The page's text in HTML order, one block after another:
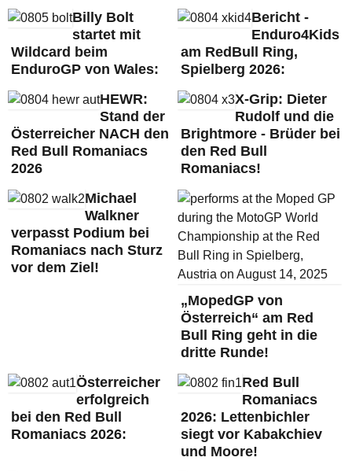
Billy Bolt
startet mit
Wildcard beim
EnduroGP von Wales:
Bericht -
Enduro4Kids
am RedBull Ring,
Spielberg 2026:
HEWR:
Stand der
Österreicher NACH den
Red Bull Romaniacs
2026
X-Grip: Dieter
Rudolf und die
Brightmore - Brüder bei
den Red Bull
Romaniacs!
Michael
Walkner
verpasst Podium bei
Romaniacs nach Sturz
vor dem Ziel!
„MopedGP von
Österreich“ am Red
Bull Ring geht in die
dritte Runde!
Österreicher
erfolgreich
bei den Red Bull
Romaniacs 2026:
Red Bull
Romaniacs
2026: Lettenbichler
siegt vor Kabakchiev
und Moore!